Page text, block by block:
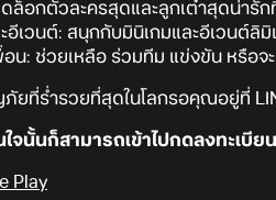
ดล็อกตัวละครสุดและลูกเต๋าสุดน่ารั
อีเวนต์: สนุกกับมินิเกมและอีเวนต์
น: ช่วยเหลือ ร่วมทีม แข่งขัน หรือจ
ยที่ร่ำรวยที่สุดในโลกรอคุณอยู่ที่
จนั้นก็สามารถเข้าไปกดลงทะเบี